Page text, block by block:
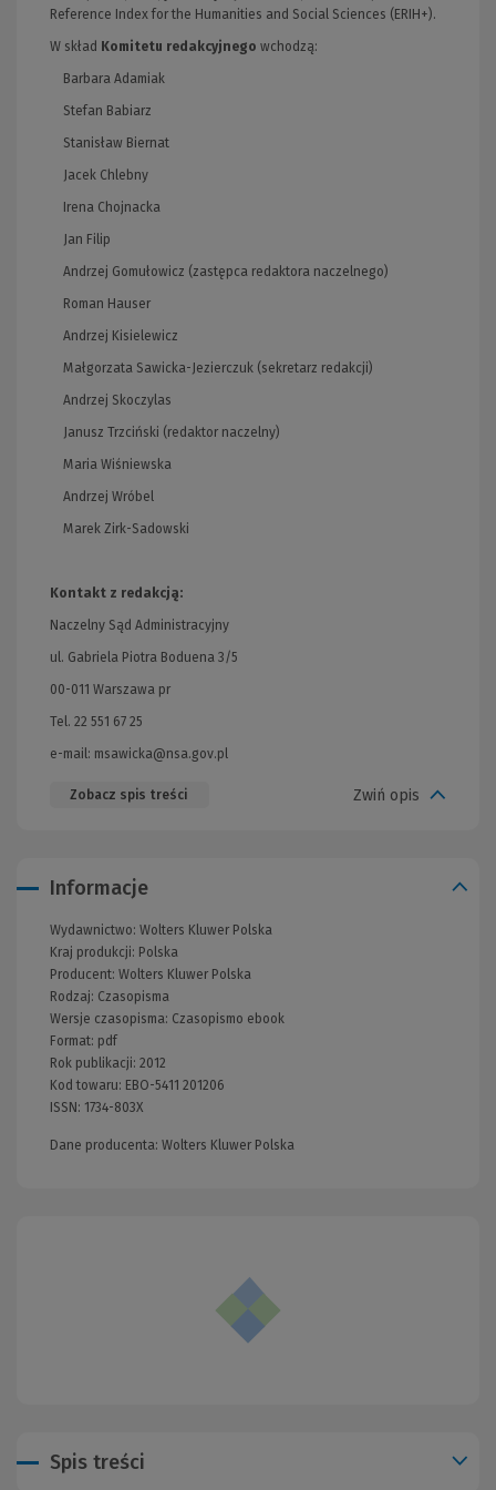
Reference Index for the Humanities and Social Sciences (ERIH+).
W skład Komitetu redakcyjnego wchodzą:
Barbara Adamiak
Stefan Babiarz
Stanisław Biernat
Jacek Chlebny
Irena Chojnacka
Jan Filip
Andrzej Gomułowicz (zastępca redaktora naczelnego)
Roman Hauser
Andrzej Kisielewicz
Małgorzata Sawicka-Jezierczuk (sekretarz redakcji)
Andrzej Skoczylas
Janusz Trzciński (redaktor naczelny)
Maria Wiśniewska
Andrzej Wróbel
Marek Zirk-Sadowski
Kontakt z redakcją:
Naczelny Sąd Administracyjny
ul. Gabriela Piotra Boduena 3/5
00-011 Warszawa pr
Tel. 22 551 67 25
e-mail: msawicka@nsa.gov.pl
Zobacz spis treści Zwiń opis
Informacje
Wydawnictwo: Wolters Kluwer Polska
Kraj produkcji: Polska
Producent: Wolters Kluwer Polska
Rodzaj: Czasopisma
Wersje czasopisma: Czasopismo ebook
Format: pdf
Rok publikacji: 2012
Kod towaru: EBO-5411 201206
ISSN: 1734-803X
Dane producenta: Wolters Kluwer Polska
Spis treści